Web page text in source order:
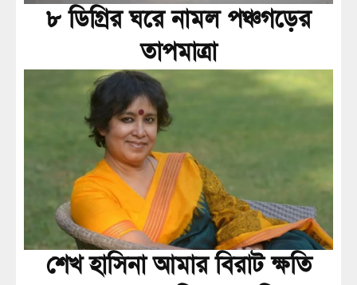
৮ ডিগ্রির ঘরে নামল পঞ্চগড়ের
তাপমাত্রা
শেখ হাসিনা আমার বিরাট ক্ষতি